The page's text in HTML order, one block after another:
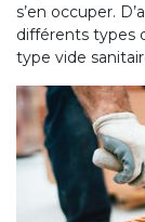
s’en occuper.
différents types
type vide